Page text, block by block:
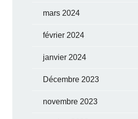
mars 2024
février 2024
janvier 2024
Décembre 2023
novembre 2023